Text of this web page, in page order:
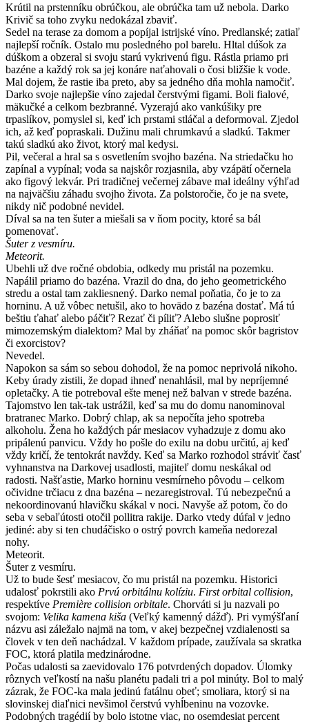
Krútil na prstenníku obrúčkou, ale obrúčka tam už nebola. Darko
Krivič sa toho zvyku nedokázal zbaviť.
Sedel na terase za domom a popíjal istrijské víno. Predlanské; zatiaľ
najlepší ročník. Ostalo mu posledného pol barelu. Hltal dúšok za
dúškom a obzeral si svoju starú vykrivenú figu. Rástla priamo pri
bazéne a každý rok sa jej konáre naťahovali o čosi bližšie k vode.
Mal dojem, že rastie iba preto, aby sa jedného dňa mohla namočiť.
Darko svoje najlepšie víno zajedal čerstvými figami. Boli fialové,
mäkučké a celkom bezbranné. Vyzerajú ako vankúšiky pre
trpaslíkov, pomyslel si, keď ich prstami stláčal a deformoval. Zjedol
ich, až keď popraskali. Dužinu mali chrumkavú a sladkú. Takmer
takú sladkú ako život, ktorý mal kedysi.
Pil, večeral a hral sa s osvetlením svojho bazéna. Na striedačku ho
zapínal a vypínal; voda sa najskôr rozjasnila, aby vzápätí očernela
ako figový lekvár. Pri tradičnej večernej zábave mal ideálny výhľad
na najväčšiu záhadu svojho života. Za polstoročie, čo je na svete,
nikdy nič podobné nevidel.
Díval sa na ten šuter a miešali sa v ňom pocity, ktoré sa bál
pomenovať.
Šuter z vesmíru.
Meteorit.
Ubehli už dve ročné obdobia, odkedy mu pristál na pozemku.
Napálil priamo do bazéna. Vrazil do dna, do jeho geometrického
stredu a ostal tam zakliesnený. Darko nemal poňatia, čo je to za
horninu. A už vôbec netušil, ako to hovädo z bazéna dostať. Má tú
beštiu ťahať alebo páčiť? Rezať či píliť? Alebo slušne poprosiť
mimozemským dialektom? Mal by zháňať na pomoc skôr bagristov
či exorcistov?
Nevedel.
Napokon sa sám so sebou dohodol, že na pomoc neprivolá nikoho.
Keby úrady zistili, že dopad ihneď nenahlásil, mal by nepríjemné
opletačky. A tie potreboval ešte menej než balvan v strede bazéna.
Tajomstvo len tak-tak ustrážil, keď sa mu do domu nanominoval
bratranec Marko. Dobrý chlap, ak sa nepočíta jeho spotreba
alkoholu. Žena ho každých pár mesiacov vyhadzuje z domu ako
pripálenú panvicu. Vždy ho pošle do exilu na dobu určitú, aj keď
vždy kričí, že tentokrát navždy. Keď sa Marko rozhodol stráviť časť
vyhnanstva na Darkovej usadlosti, majiteľ domu neskákal od
radosti. Našťastie, Marko horninu vesmírneho pôvodu – celkom
očividne trčiacu z dna bazéna – nezaregistroval. Tú nebezpečnú a
nekoordinovanú hlavičku skákal v noci. Navyše až potom, čo do
seba v sebaľútosti otočil pollitra rakije. Darko vtedy dúfal v jedno
jediné: aby si ten chudáčisko o ostrý povrch kameňa nedorezal
nohy.
Meteorit.
Šuter z vesmíru.
Už to bude šesť mesiacov, čo mu pristál na pozemku. Historici
udalosť pokrstili ako Prvú orbitálnu kolíziu. First orbital collision,
respektíve Première collision orbitale. Chorváti si ju nazvali po
svojom: Velika kamena kiša (Veľký kamenný dážď). Pri vymýšľaní
názvu asi záležalo najmä na tom, v akej bezpečnej vzdialenosti sa
človek v ten deň nachádzal. V každom prípade, zaužívala sa skratka
FOC, ktorá platila medzinárodne.
Počas udalosti sa zaevidovalo 176 potvrdených dopadov. Úlomky
rôznych veľkostí na našu planétu padali tri a pol minúty. Bol to malý
zázrak, že FOC-ka mala jedinú fatálnu obeť; smoliara, ktorý si na
slovinskej diaľnici nevšimol čerstvú vyhĺbeninu na vozovke.
Podobných tragédií by bolo istotne viac, no osemdesiat percent